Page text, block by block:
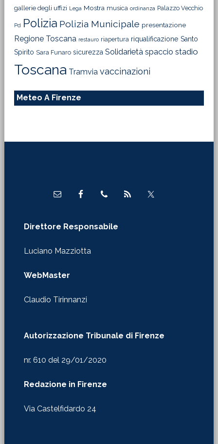
gallerie degli uffizi Lega Mostra musica ordinanza Palazzo Vecchio
Pd Polizia Polizia Municipale presentazione
Regione Toscana restauro riapertura riqualificazione Santo
Spirito Sara Funaro sicurezza Solidarietà spaccio stadio
Toscana Tramvia vaccinazioni
Meteo A Firenze
Direttore Responsabile
Luciano Mazziotta
WebMaster
Claudio Tirinnanzi
Autorizzazione Tribunale di Firenze
nr. 610 del 29/01/2020
Redazione in Firenze
Via Castelfidardo 24